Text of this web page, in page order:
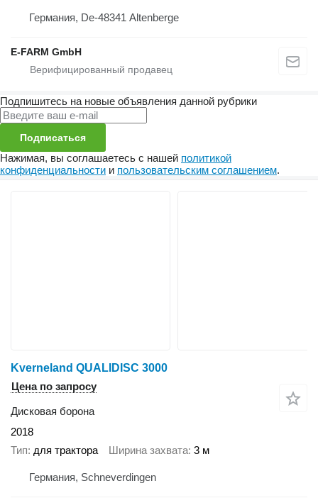
Германия, De-48341 Altenberge
E-FARM GmbH
Подпишитесь на новые объявления данной рубрики
Подписаться
Нажимая, вы соглашаетесь с нашей политикой
конфиденциальности и пользовательским соглашением.
Kverneland QUALIDISC 3000
Цена по запросу
Дисковая борона
2018
Тип для трактора Ширина захвата 3 м
Германия, Schneverdingen